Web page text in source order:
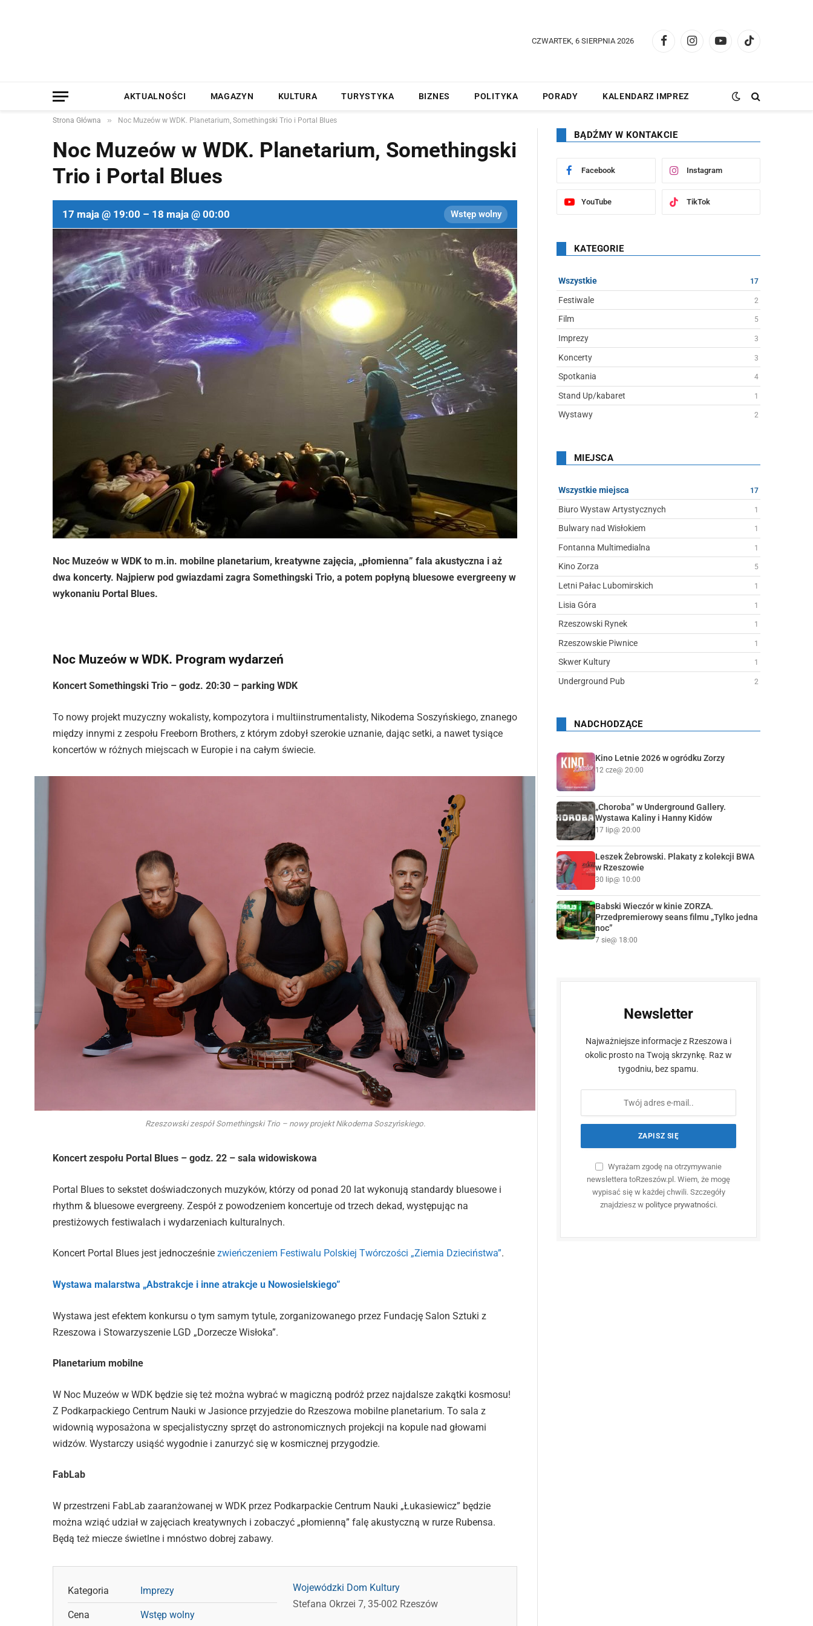
CZWARTEK, 6 SIERPNIA 2026
FacebookInstagramYouTubeTikTok
AKTUALNOŚCI MAGAZYN KULTURA TURYSTYKA BIZNES POLITYKA PORADY KALENDARZ IMPREZ
Strona Główna » Noc Muzeów w WDK. Planetarium, Somethingski Trio i Portal Blues
Noc Muzeów w WDK. Planetarium, Somethingski
Trio i Portal Blues
17 maja @ 19:00 – 18 maja @ 00:00 Wstęp wolny
Noc Muzeów w WDK to m.in. mobilne planetarium, kreatywne zajęcia, „płomienna” fala akustyczna i aż
dwa koncerty. Najpierw pod gwiazdami zagra Somethingski Trio, a potem popłyną bluesowe evergreeny w
wykonaniu Portal Blues.
Noc Muzeów w WDK. Program wydarzeń
Koncert Somethingski Trio – godz. 20:30 – parking WDK
To nowy projekt muzyczny wokalisty, kompozytora i multiinstrumentalisty, Nikodema Soszyńskiego, znanego
między innymi z zespołu Freeborn Brothers, z którym zdobył szerokie uznanie, dając setki, a nawet tysiące
koncertów w różnych miejscach w Europie i na całym świecie.
Rzeszowski zespół Somethingski Trio – nowy projekt Nikodema Soszyńskiego.
Koncert zespołu Portal Blues – godz. 22 – sala widowiskowa
Portal Blues to sekstet doświadczonych muzyków, którzy od ponad 20 lat wykonują standardy bluesowe i
rhythm & bluesowe evergreeny. Zespół z powodzeniem koncertuje od trzech dekad, występując na
prestiżowych festiwalach i wydarzeniach kulturalnych.
Koncert Portal Blues jest jednocześnie zwieńczeniem Festiwalu Polskiej Twórczości „Ziemia Dzieciństwa”.
Wystawa malarstwa „Abstrakcje i inne atrakcje u Nowosielskiego”
Wystawa jest efektem konkursu o tym samym tytule, zorganizowanego przez Fundację Salon Sztuki z
Rzeszowa i Stowarzyszenie LGD „Dorzecze Wisłoka”.
Planetarium mobilne
W Noc Muzeów w WDK będzie się też można wybrać w magiczną podróż przez najdalsze zakątki kosmosu!
Z Podkarpackiego Centrum Nauki w Jasionce przyjedzie do Rzeszowa mobilne planetarium. To sala z
widownią wyposażona w specjalistyczny sprzęt do astronomicznych projekcji na kopule nad głowami
widzów. Wystarczy usiąść wygodnie i zanurzyć się w kosmicznej przygodzie.
FabLab
W przestrzeni FabLab zaaranżowanej w WDK przez Podkarpackie Centrum Nauki „Łukasiewicz” będzie
można wziąć udział w zajęciach kreatywnych i zobaczyć „płomienną” falę akustyczną w rurze Rubensa.
Będą też miecze świetlne i mnóstwo dobrej zabawy.
Kategoria Imprezy
Cena Wstęp wolny
Wojewódzki Dom Kultury
Stefana Okrzei 7, 35-002 Rzeszów
BĄDŹMY W KONTAKCIE
Facebook Instagram
YouTube TikTok
KATEGORIE
Wszystkie 17
Festiwale 2
Film 5
Imprezy 3
Koncerty 3
Spotkania 4
Stand Up/kabaret 1
Wystawy 2
MIEJSCA
Wszystkie miejsca 17
Biuro Wystaw Artystycznych 1
Bulwary nad Wisłokiem 1
Fontanna Multimedialna 1
Kino Zorza 5
Letni Pałac Lubomirskich 1
Lisia Góra 1
Rzeszowski Rynek 1
Rzeszowskie Piwnice 1
Skwer Kultury 1
Underground Pub 2
NADCHODZĄCE
Kino Letnie 2026 w ogródku Zorzy
12 cze@ 20:00
„Choroba” w Underground Gallery.
Wystawa Kaliny i Hanny Kidów
17 lip@ 20:00
Leszek Żebrowski. Plakaty z kolekcji BWA
w Rzeszowie
30 lip@ 10:00
Babski Wieczór w kinie ZORZA.
Przedpremierowy seans filmu „Tylko jedna
noc”
7 sie@ 18:00
Newsletter
Najważniejsze informacje z Rzeszowa i
okolic prosto na Twoją skrzynkę. Raz w
tygodniu, bez spamu.
Wyrażam zgodę na otrzymywanie
newslettera toRzeszów.pl. Wiem, że mogę
wypisać się w każdej chwili. Szczegóły
znajdziesz w polityce prywatności.